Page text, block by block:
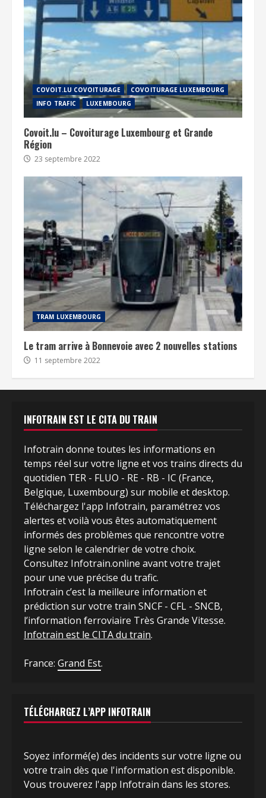
COVOIT.LU COVOITURAGE
COVOITURAGE LUXEMBOURG
INFO TRAFIC
LUXEMBOURG
Covoit.lu – Covoiturage Luxembourg et Grande
Région
23 septembre 2022
TRAM LUXEMBOURG
Le tram arrive à Bonnevoie avec 2 nouvelles stations
11 septembre 2022
INFOTRAIN EST LE CITA DU TRAIN
Infotrain donne toutes les informations en
temps réel sur votre ligne et vos trains directs du
quotidien TER - FLUO - RE - RB - IC (France,
Belgique, Luxembourg) sur mobile et desktop.
Téléchargez l'app Infotrain, paramétrez vos
alertes et voilà vous êtes automatiquement
informés des problèmes que rencontre votre
ligne selon le calendrier de votre choix.
Consultez Infotrain.online avant votre trajet
pour une vue précise du trafic.
Infotrain c’est la meilleure information et
prédiction sur votre train SNCF - CFL - SNCB,
l’information ferroviaire Très Grande Vitesse.
Infotrain est le CITA du train.
France: Grand Est.
TÉLÉCHARGEZ L’APP INFOTRAIN
Soyez informé(e) des incidents sur votre ligne ou
votre train dès que l'information est disponible.
Vous trouverez l'app Infotrain dans les stores.